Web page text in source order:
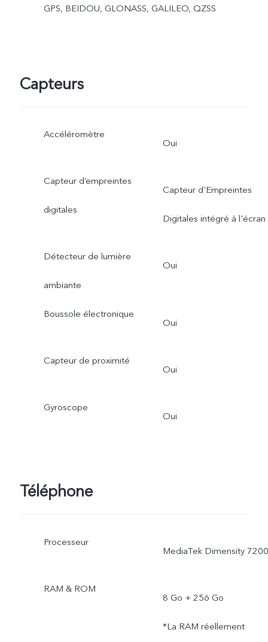
GPS, BEIDOU, GLONASS, GALILEO, QZSS
Capteurs
Accéléromètre
Oui
Capteur d’empreintes
digitales
Capteur d'Empreintes
Digitales intégré à l'écran
Détecteur de lumière
ambiante
Oui
Boussole électronique
Oui
Capteur de proximité
Oui
Gyroscope
Oui
Téléphone
Processeur
MediaTek Dimensity 7200
RAM & ROM
8 Go + 256 Go
*La RAM réellement